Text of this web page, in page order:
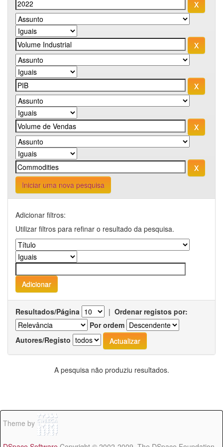
Iniciar uma nova pesquisa
Adicionar filtros:
Utilizar filtros para refinar o resultado da pesquisa.
Resultados/Página | Ordenar registos por:
Por ordem
Autores/Registo
A pesquisa não produziu resultados.
Theme by